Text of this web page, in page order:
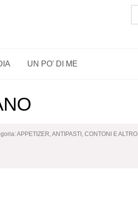
UN PO' DI ME
APPETIZER, ANTIPASTI, CONTONI E ALTRO